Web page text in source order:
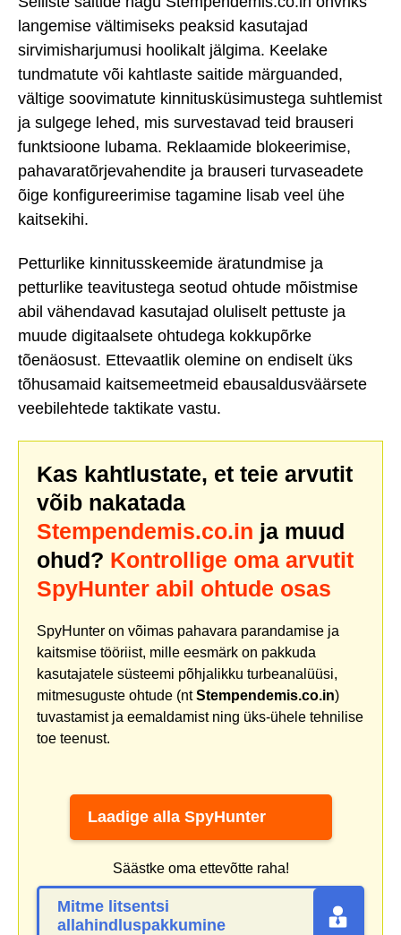
langemise vältimiseks peaksid kasutajad
sirvimisharjumusi hoolikalt jälgima. Keelake
tundmatute või kahtlaste saitide märguanded,
vältige soovimatute kinnitusküsimustega suhtlemist
ja sulgege lehed, mis survestavad teid brauseri
funktsioone lubama. Reklaamide blokeerimise,
pahavaratõrjevahendite ja brauseri turvaseadete
õige konfigureerimise tagamine lisab veel ühe
kaitsekihi.
Petturlike kinnitusskeemide äratundmise ja
petturlike teavitustega seotud ohtude mõistmise
abil vähendavad kasutajad oluliselt pettuste ja
muude digitaalsete ohtudega kokkupõrke
tõenäosust. Ettevaatlik olemine on endiselt üks
tõhusamaid kaitsemeetmeid ebausaldusväärsete
veebilehtede taktikate vastu.
Kas kahtlustate, et teie arvutit
võib nakatada
Stempendemis.co.in ja muud
ohud? Kontrollige oma arvutit
SpyHunter abil ohtude osas
SpyHunter on võimas pahavara parandamise ja
kaitsmise tööriist, mille eesmärk on pakkuda
kasutajatele süsteemi põhjalikku turbeanalüüsi,
mitmesuguste ohtude (ntStempendemis.co.in)
tuvastamist ja eemaldamist ning üks-ühele tehnilise
toe teenust.
Laadige alla SpyHunter
Säästke oma ettevõtte raha!
Mitme litsentsi
allahindluspakkumine